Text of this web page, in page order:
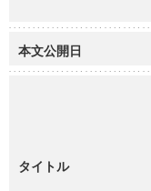
本文公開日
タイトル